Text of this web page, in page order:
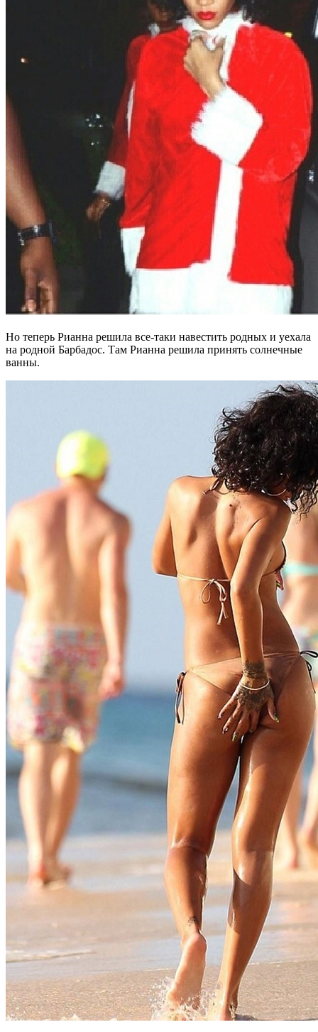
Но теперь Рианна решила все-таки навестить родных и уехала
на родной Барбадос. Там Рианна решила принять солнечные
ванны.